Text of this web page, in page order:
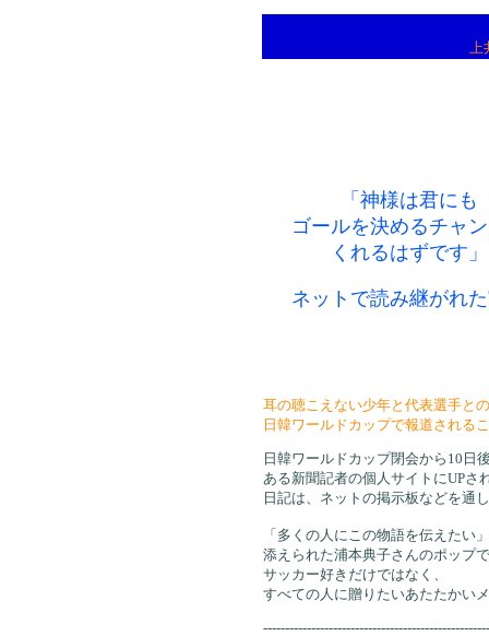
上
「神様は君にも
ゴールを決めるチャ
くれるはずです」
ネットで読み継がれ
耳の聴こえない少年と代表選手と
日韓ワールドカップで報道される
日韓ワールドカップ閉会から10日
ある新聞記者の個人サイトにUPさ
日記は、ネットの掲示板などを通
「多くの人にこの物語を伝えたい
添えられた浦本典子さんのポップ
サッカー好きだけではなく、
すべての人に贈りたいあたたかい